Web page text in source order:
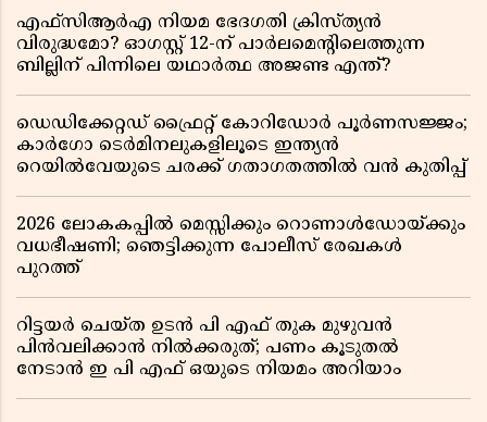
എഫ്സിആർഎ നിയമ ഭേദഗതി ക്രിസ്ത്യൻ
വിരുദ്ധമോ? ഓഗസ്റ്റ് 12-ന് പാർലമെന്റിലെത്തുന്ന
ബില്ലിന് പിന്നിലെ യഥാർത്ഥ അജണ്ട എന്ത്?
ഡെഡിക്കേറ്റഡ് ഫ്രൈറ്റ് കോറിഡോർ പൂർണസജ്ജം;
കാർഗോ ടെർമിനലുകളിലൂടെ ഇന്ത്യൻ
റെയിൽവേയുടെ ചരക്ക് ഗതാഗതത്തിൽ വൻ കുതിപ്പ്
2026 ലോകകപ്പിൽ മെസ്സിക്കും റൊണാൾഡോയ്ക്കും
വധഭീഷണി; ഞെട്ടിക്കുന്ന പോലീസ് രേഖകൾ
പുറത്ത്
റിട്ടയർ ചെയ്ത ഉടൻ പി എഫ് തുക മുഴുവൻ
പിൻവലിക്കാൻ നിൽക്കരുത്; പണം കൂടുതൽ
നേടാൻ ഇ പി എഫ് ഒയുടെ നിയമം അറിയാം